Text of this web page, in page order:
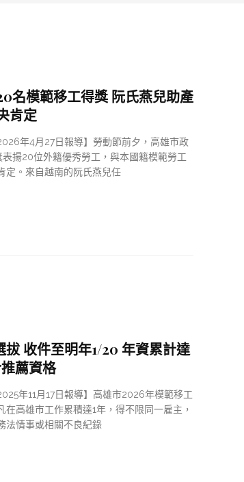
名模範移工得獎 阮氏燕兒助產
肯定
年4月27日報導】勞動節前夕，高雄市政
揚20位外籍優秀勞工，與本國籍模範勞工
定。來自越南的阮氏燕兒任
拔 收件至明年1/20 年資累計達
薦資格
年11月17日報導】高雄市2026年模範移工
在高雄市工作累積達1年，得不限同一雇主，
法情事或相關不良紀錄